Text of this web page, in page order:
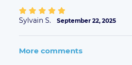
Sylvain S. September 22, 2025
More comments